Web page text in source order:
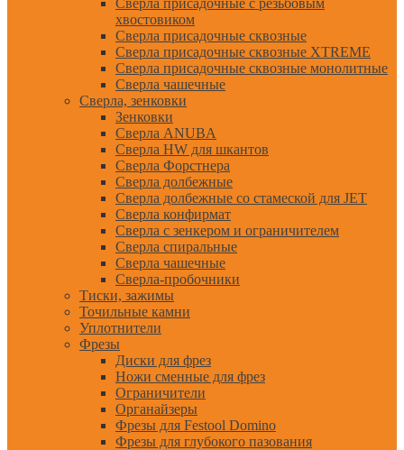
Сверла присадочные с резьбовым
хвостовиком
Сверла присадочные сквозные
Сверла присадочные сквозные XTREME
Сверла присадочные сквозные монолитные
Сверла чашечные
Сверла, зенковки
Зенковки
Сверла ANUBA
Сверла HW для шкантов
Сверла Форстнера
Сверла долбежные
Сверла долбежные со стамеской для JET
Сверла конфирмат
Сверла с зенкером и ограничителем
Сверла спиральные
Сверла чашечные
Сверла-пробочники
Тиски, зажимы
Точильные камни
Уплотнители
Фрезы
Диски для фрез
Ножи сменные для фрез
Ограничители
Органайзеры
Фрезы для Festool Domino
Фрезы для глубокого пазования